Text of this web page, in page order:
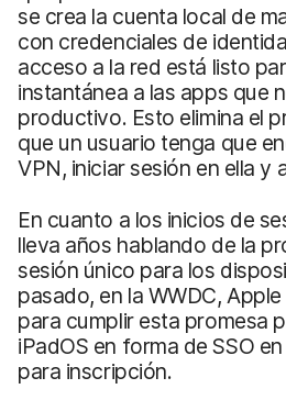
se crea la cuenta local de
con credenciales de
acceso a la red está listo
instantánea a las apps que
productivo. Esto elimina el
que un usuario tenga que
VPN, iniciar sesión en ella y
En cuanto a los inicios de
lleva años hablando de la
sesión único para los
pasado, en la WWDC,
para cumplir esta promesa
iPadOS en forma de SSO
para inscripción.